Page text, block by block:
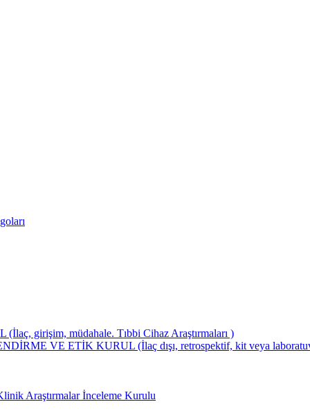
girişim, müdahale. Tıbbi Cihaz Araştırmaları )
VE ETİK KURUL (İlaç dışı, retrospektif, kit veya laboratuvar
Araştırmalar İnceleme Kurulu